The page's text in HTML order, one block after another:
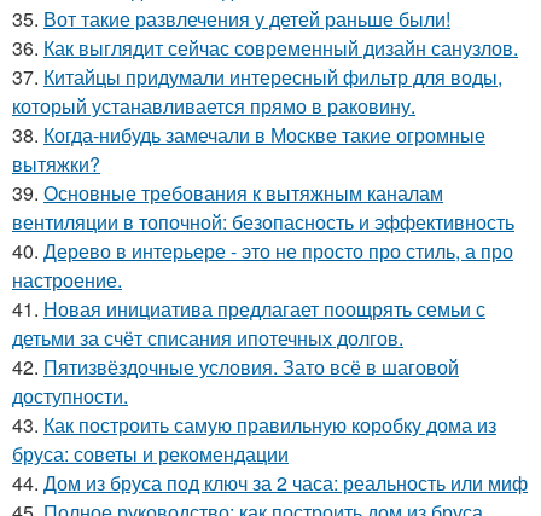
35. Вот такие развлечения у детей раньше были!
36. Как выглядит сейчас современный дизайн санузлов.
37. Китайцы придумали интересный фильтр для воды,
который устанавливается прямо в раковину.
38. Когда-нибудь замечали в Москве такие огромные
вытяжки?
39. Основные требования к вытяжным каналам
вентиляции в топочной: безопасность и эффективность
40. Дерево в интерьере - это не просто про стиль, а про
настроение.
41. Новая инициатива предлагает поощрять семьи с
детьми за счёт списания ипотечных долгов.
42. Пятизвёздочные условия. Зато всё в шаговой
доступности.
43. Как построить самую правильную коробку дома из
бруса: советы и рекомендации
44. Дом из бруса под ключ за 2 часа: реальность или миф